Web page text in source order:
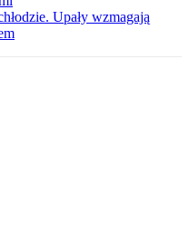
Upały wzmagają